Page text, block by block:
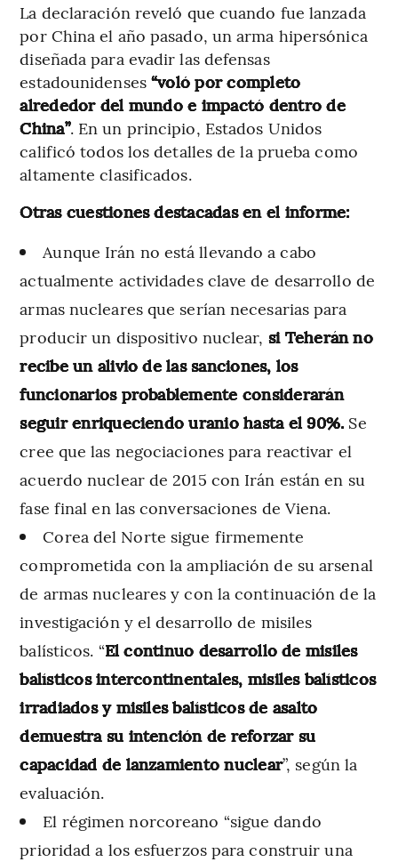
La declaración reveló que cuando fue lanzada
por China el año pasado, un arma hipersónica
diseñada para evadir las defensas
estadounidenses “voló por completo
alrededor del mundo e impactó dentro de
China”. En un principio, Estados Unidos
calificó todos los detalles de la prueba como
altamente clasificados.
Otras cuestiones destacadas en el informe:
Aunque Irán no está llevando a cabo
actualmente actividades clave de desarrollo de
armas nucleares que serían necesarias para
producir un dispositivo nuclear, si Teherán no
recibe un alivio de las sanciones, los
funcionarios probablemente considerarán
seguir enriqueciendo uranio hasta el 90%. Se
cree que las negociaciones para reactivar el
acuerdo nuclear de 2015 con Irán están en su
fase final en las conversaciones de Viena.
Corea del Norte sigue firmemente
comprometida con la ampliación de su arsenal
de armas nucleares y con la continuación de la
investigación y el desarrollo de misiles
balísticos. “El continuo desarrollo de misiles
balísticos intercontinentales, misiles balísticos
irradiados y misiles balísticos de asalto
demuestra su intención de reforzar su
capacidad de lanzamiento nuclear”, según la
evaluación.
El régimen norcoreano “sigue dando
prioridad a los esfuerzos para construir una